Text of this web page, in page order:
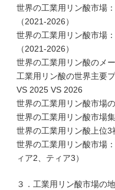
世界の工業用リン酸市場
（2021-2026）
世界の工業用リン酸市場
（2021-2026）
世界の工業用リン酸のメ
工業用リン酸の世界主要
VS 2025 VS 2026
世界の工業用リン酸市場
世界の工業用リン酸市場
世界の工業用リン酸上位
世界の工業用リン酸市場
ィア2、ティア3）
３．工業用リン酸市場の